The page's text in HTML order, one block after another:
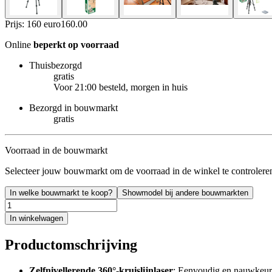
Prijs: 160 euro160.00
Online beperkt op voorraad
Thuisbezorgd
gratis
Voor 21:00 besteld, morgen in huis
Bezorgd in bouwmarkt
gratis
Voorraad in de bouwmarkt
Selecteer jouw bouwmarkt om de voorraad in de winkel te
In welke bouwmarkt te koop? Showmodel bij andere bouwmarkten
In winkelwagen
Productomschrijving